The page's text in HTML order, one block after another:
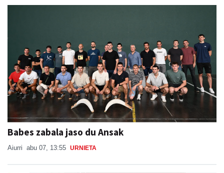
Babes zabala jaso du Ansak
Aiurri abu 07, 13:55 URNIETA